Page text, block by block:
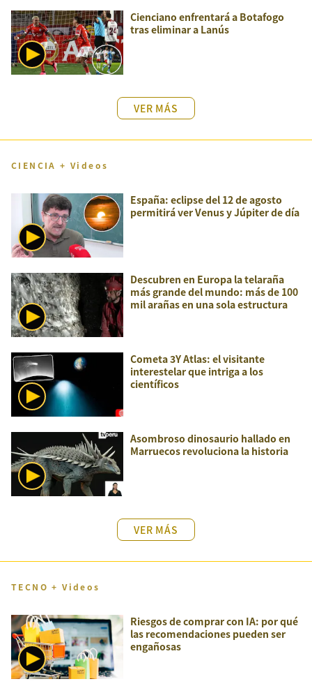
Cienciano enfrentará a Botafogo
tras eliminar a Lanús
VER MÁS
CIENCIA + Videos
España: eclipse del 12 de agosto
permitirá ver Venus y Júpiter de día
Descubren en Europa la telaraña
más grande del mundo: más de 100
mil arañas en una sola estructura
Cometa 3Y Atlas: el visitante
interestelar que intriga a los
científicos
Asombroso dinosaurio hallado en
Marruecos revoluciona la historia
VER MÁS
TECNO + Videos
Riesgos de comprar con IA: por qué
las recomendaciones pueden ser
engañosas